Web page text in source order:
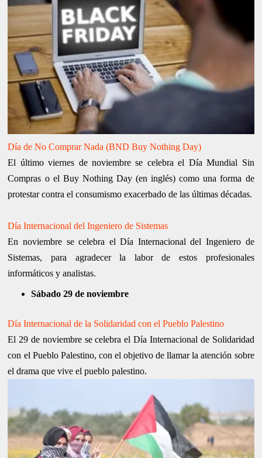
Día de No Comprar Nada (BND Buy Nothing Day)
El último viernes de noviembre se celebra el Día Mundial Sin
Compras o el Buy Nothing Day (en inglés) como una forma de
protestar contra el consumismo exacerbado de las últimas décadas.
Día Internacional del Ingeniero de Sistemas
En noviembre se celebra el Día Internacional del Ingeniero de
Sistemas, para agradecer la labor de estos profesionales
informáticos y analistas.
Sábado 29 de noviembre
Día Internacional de la Solidaridad con el Pueblo Palestino
El 29 de noviembre se celebra el Día Internacional de Solidaridad
con el Pueblo Palestino, con el objetivo de llamar la atención sobre
el drama que vive el pueblo palestino.